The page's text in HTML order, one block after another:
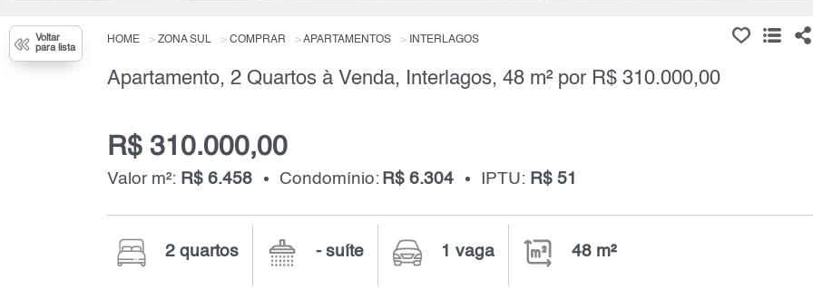
Voltar
para lista
HOME ZONA SUL COMPRAR APARTAMENTOS INTERLAGOS
Apartamento, 2 Quartos à Venda, Interlagos, 48 m² por R$ 310.000,00
R$ 310.000,00
Valor m²: R$ 6.458 Condomínio: R$ 6.304 IPTU: R$ 51
2 quartos - suíte 1 vaga 48 m²